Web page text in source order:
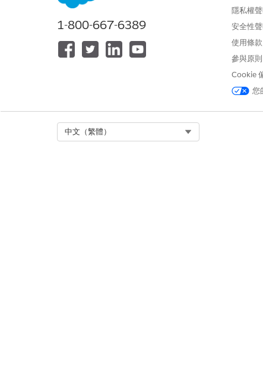
進入「設定」,在「快速尋找」
」。
」作為「
儲存您的變更。
1-800-667-6389
隱私權
安全性
使用條款
參與原則
Cookie
您
中文（繁體）